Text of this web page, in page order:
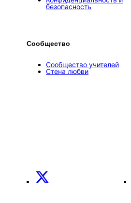
безопасность
Сообщество
Сообщество учителей
Стена любви
X